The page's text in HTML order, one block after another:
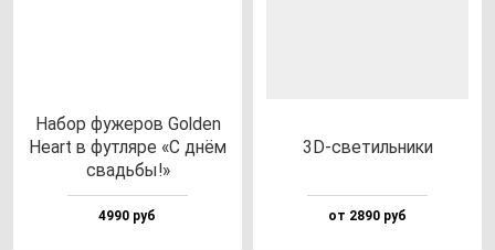
Набор фу­же­ров Gol­den
Heart в фут­ля­ре «С днём
свадь­бы!»
4990 руб
3D-све­тиль­ни­ки
от 2890 руб